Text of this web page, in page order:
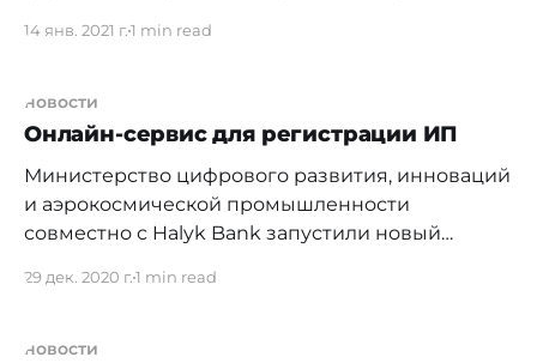
исполнительных органов, сообщается на сайте
[https://www.gov.kz/memleket/entities/mdai?
14 янв. 2021 г.1 min read
новости
Онлайн-сервис для регистрации ИП
Министерство цифрового развития, инноваций
и аэрокосмической промышленности
совместно с Halyk Bank запустили новый
сообщению ведомства, услуга доступна как с
для бизнеса Onlinebank. Открыть
29 дек. 2020 г.1 min read
новости